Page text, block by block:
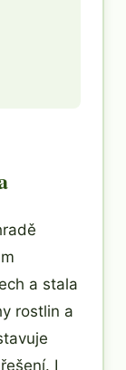
a stala
rostlin a
I